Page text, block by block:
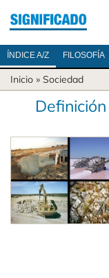
ÍNDICE A/Z FILOSOFÍA
Inicio » Sociedad